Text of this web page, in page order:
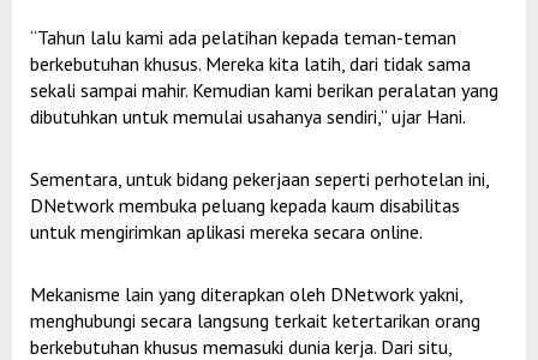
“Tahun lalu kami ada pelatihan kepada teman-teman
berkebutuhan khusus. Mereka kita latih, dari tidak sama
sekali sampai mahir. Kemudian kami berikan peralatan yang
dibutuhkan untuk memulai usahanya sendiri,” ujar Hani.
Sementara, untuk bidang pekerjaan seperti perhotelan ini,
DNetwork membuka peluang kepada kaum disabilitas
untuk mengirimkan aplikasi mereka secara online.
Mekanisme lain yang diterapkan oleh DNetwork yakni,
menghubungi secara langsung terkait ketertarikan orang
berkebutuhan khusus memasuki dunia kerja. Dari situ,